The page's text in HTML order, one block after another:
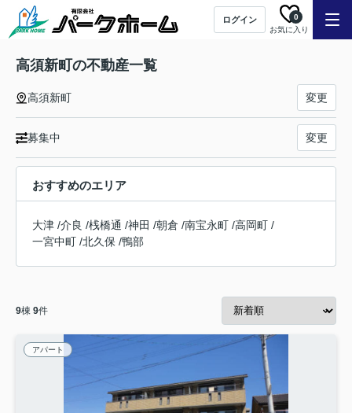
ログイン
お気に入り
0
高須新町の不動産一覧
高須新町 変更
募集中 変更
おすすめのエリア
大津 /介良 /桟橋通 /神田 /朝倉 /南宝永町 /高岡町 /
一宮中町 /北久保 /鴨部
9棟 9件
アパート